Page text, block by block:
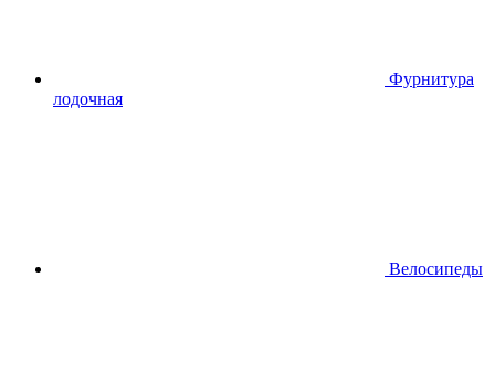
Фурнитура
лодочная
Велосипеды